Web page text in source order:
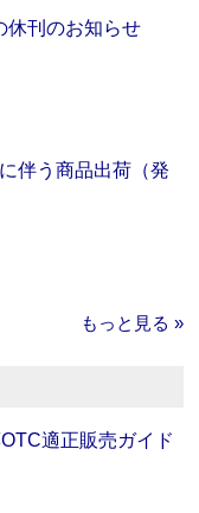
休刊のお知らせ
伴う商品出荷（発
もっと見る »
適正販売ガイド